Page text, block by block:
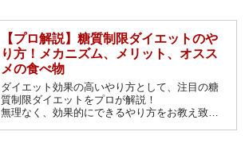
【プロ解説】糖質制限ダイエットのや
り方！メカニズム、メリット、オスス
メの食べ物
ダイエット効果の高いやり方として、注目の糖
質制限ダイエットをプロが解説！
無理なく、効果的にできるやり方をお教え致し